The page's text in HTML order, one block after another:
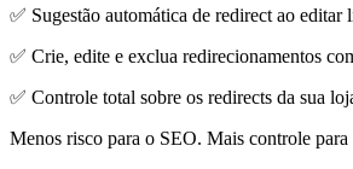
✅ Sugestão automática de redirect ao
✅ Crie, edite e exclua redirecionamentos
✅ Controle total sobre os redirects da sua
Menos risco para o SEO. Mais controle para